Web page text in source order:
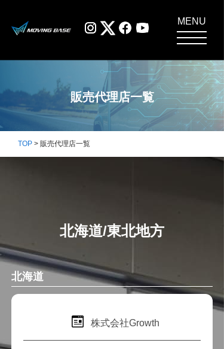
MENU
販売代理店一覧
TOP> 販売代理店一覧
北海道/東北地方
北海道
株式会社Growth